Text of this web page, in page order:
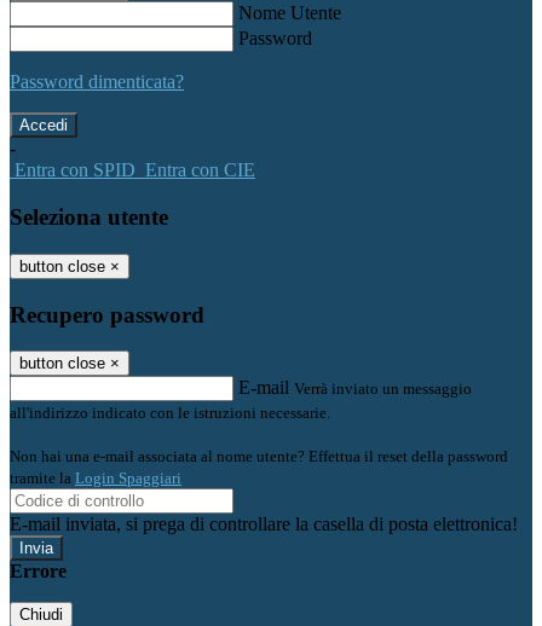
Nome Utente
Password
Password dimenticata?
-
Entra con SPID Entra con CIE
Seleziona utente
button close ×
Recupero password
button close ×
E-mail Verrà inviato un messaggio
all'indirizzo indicato con le istruzioni necessarie.
Non hai una e-mail associata al nome utente? Effettua il reset della password
tramite la Login Spaggiari
E-mail inviata, si prega di controllare la casella di posta elettronica!
Errore
Chiudi